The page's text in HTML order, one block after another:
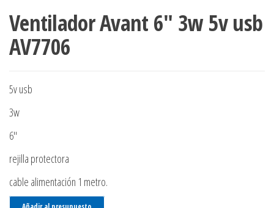
Ventilador Avant 6″ 3w 5v usb
AV7706
5v usb
3w
6″
rejilla protectora
cable alimentación 1 metro.